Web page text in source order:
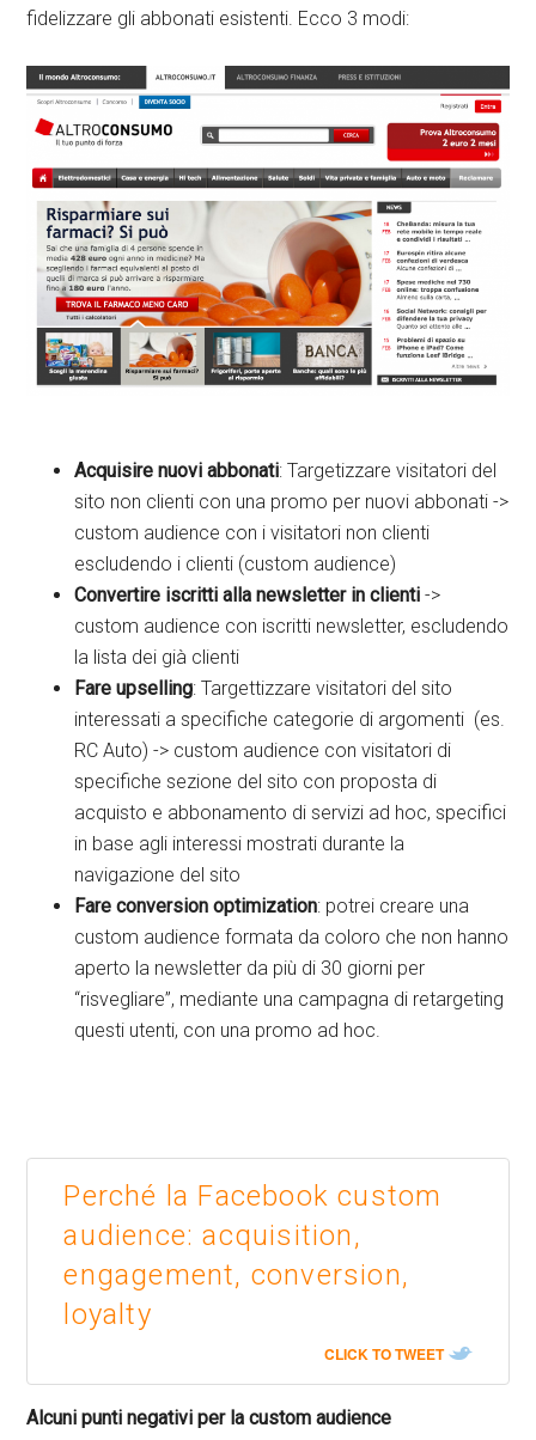
fidelizzare gli abbonati esistenti. Ecco 3 modi:
Acquisire nuovi abbonati: Targetizzare visitatori del
sito non clienti con una promo per nuovi abbonati ->
custom audience con i visitatori non clienti
escludendo i clienti (custom audience)
Convertire iscritti alla newsletter in clienti->
custom audience con iscritti newsletter, escludendo
la lista dei già clienti
Fareupselling: Targettizzare visitatori del sito
interessati a specifiche categorie di argomenti (es.
RC Auto) -> custom audience con visitatori di
specifiche sezione del sito con proposta di
acquisto e abbonamento di servizi ad hoc, specifici
in base agli interessi mostrati durante la
navigazione del sito
Fare conversion optimization: potrei creare una
custom audience formata da coloro che non hanno
aperto la newsletter da più di 30 giorni per
“risvegliare”, mediante una campagna di retargeting
questi utenti, con una promo ad hoc.
Perché la Facebook custom
audience: acquisition,
engagement, conversion,
loyalty
CLICK TO TWEET
Alcuni punti negativi per la custom audience